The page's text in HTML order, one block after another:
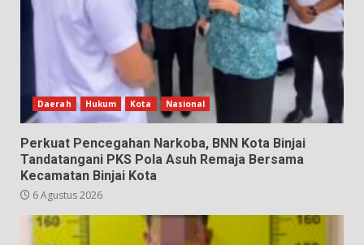
Daerah Hukum Kota Nasional
Perkuat Pencegahan Narkoba, BNN Kota Binjai
Tandatangani PKS Pola Asuh Remaja Bersama
Kecamatan Binjai Kota
6 Agustus 2026